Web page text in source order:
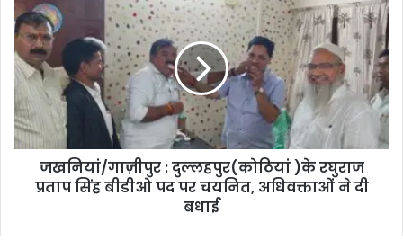
जखनियां/गाज़ीपुर : दुल्लहपुर(कोठियां )के रघुराज
प्रताप सिंह बीडीओ पद पर चयनित, अधिवक्ताओं ने दी
बधाई